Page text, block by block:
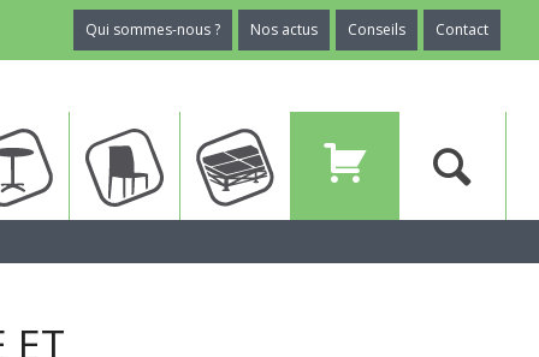
Contact
Conseils
Nos actus
Qui sommes-nous ?
Tables Chaises Planchers
ET